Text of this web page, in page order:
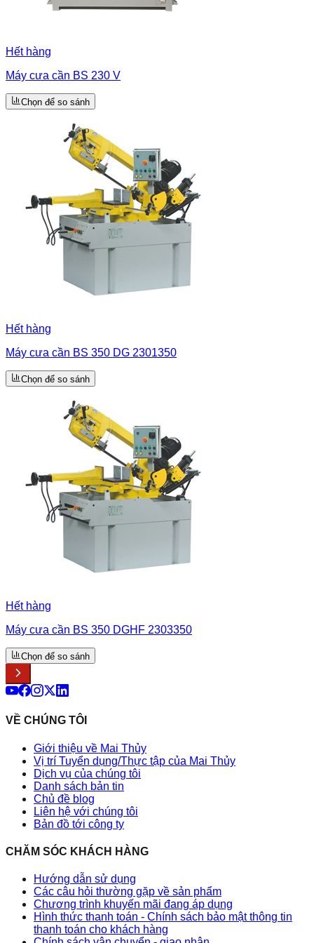
Hết hàng
Máy cưa cần BS 230 V
Chọn để so sánh
Hết hàng
Máy cưa cần BS 350 DG 2301350
Chọn để so sánh
Hết hàng
Máy cưa cần BS 350 DGHF 2303350
Chọn để so sánh
VỀ CHÚNG TÔI
Giới thiệu về Mai Thủy
Vị trí Tuyển dụng/Thực tập của Mai Thủy
Dịch vụ của chúng tôi
Danh sách bản tin
Chủ đề blog
Liên hệ với chúng tôi
Bản đồ tới công ty
CHĂM SÓC KHÁCH HÀNG
Hướng dẫn sử dụng
Các câu hỏi thường gặp về sản phẩm
Chương trình khuyến mãi đang áp dụng
Hình thức thanh toán - Chính sách bảo mật thông tin
thanh toán cho khách hàng